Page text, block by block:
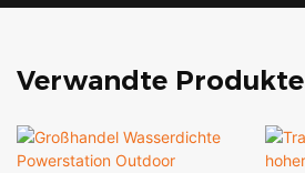
Verwandte Produkte